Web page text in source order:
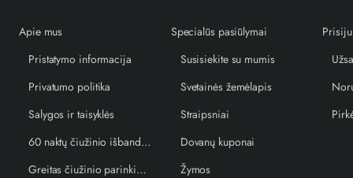
Apie mus
Pristatymo informacija
Privatumo politika
Salygos ir taisyklės
60 naktų čiužinio išbandymo garantija
Greitas čiužinio parinkimo vedlys
Specialūs pasiūlymai
Susisiekite su mumis
Svetainės žemėlapis
Straipsniai
Dovanų kuponai
Žymos